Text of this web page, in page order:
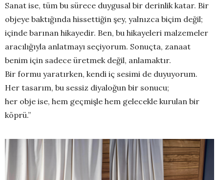
Sanat ise, tüm bu sürece duygusal bir derinlik katar. Bir
objeye baktığında hissettiğin şey, yalnızca biçim değil;
içinde barınan hikayedir. Ben, bu hikayeleri malzemeler
aracılığıyla anlatmayı seçiyorum. Sonuçta, zanaat
benim için sadece üretmek değil, anlamaktır.
Bir formu yaratırken, kendi iç sesimi de duyuyorum.
Her tasarım, bu sessiz diyaloğun bir sonucu;
her obje ise, hem geçmişle hem gelecekle kurulan bir
köprü.”